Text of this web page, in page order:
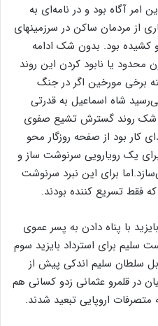
امر آگاه بود و در نامه‌ای به
از مردمان ساکن در سرزمینهای
کشیده بود. بدون شک ادامه
یا نابود کردن این روند
برخی مورخین اگر در جنگ
شاه اسماعیل به قدرتی
شک روند گسترش تشیع صفوی
کار بود از صفحه روزگار محو
یک رویارویی سرنوشت ساز و
برای این نبرد سرنوشت
فقط تسریع کننده بودند.
با پناه دادن به پسر عموی
برای استرداد بایزید سوم
سلطان سلیم اندکی پیش از
در قلمرو عثمانی زدو کسانی هم
اروپایی تبعید شدند.